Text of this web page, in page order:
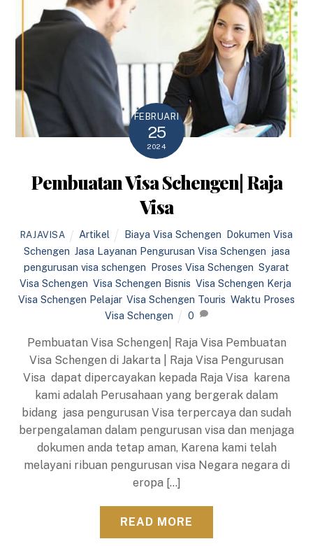
FEBRUARI
25
2024
Pembuatan Visa Schengen| Raja
Visa
RAJAVISA Artikel Biaya Visa Schengen
Dokumen Visa
Schengen Jasa Layanan Pengurusan Visa Schengen jasa
pengurusan visa schengen
Proses Visa Schengen Syarat
Visa Schengen Visa Schengen Bisnis Visa Schengen Kerja
Visa Schengen Pelajar, Visa Schengen Touris Waktu Proses
Visa Schengen
0
Pembuatan Visa Schengen| Raja Visa Pembuatan
Visa Schengen di Jakarta | Raja Visa Pengurusan
Visa dapat dipercayakan kepada Raja Visa karena
kami adalah Perusahaan yang bergerak dalam
bidang jasa pengurusan Visa terpercaya dan sudah
berpengalaman dalam pengurusan visa dan menjaga
dokumen anda tetap aman, Karena kami telah
melayani ribuan pengurusan visa Negara negara di
eropa […]
READ MORE